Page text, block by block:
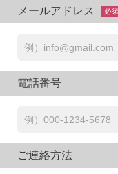
メールアドレス 必
電話番号
ご連絡方法